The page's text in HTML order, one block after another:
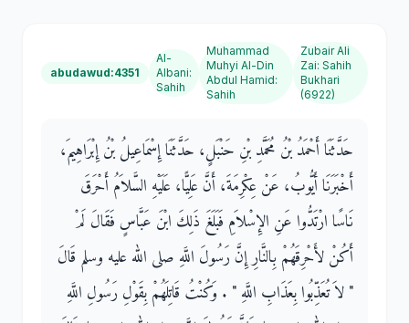
abudawud:4351
Al-
Albani:
Sahih
Muhammad
Muhyi Al-Din
Abdul Hamid:
Sahih
Zubair Ali
Zai: Sahih
Bukhari
(6922)
حَدَّثَنَا أَحْمَدُ بْنُ مُحَمَّدِ بْنِ حَنْبَلٍ، حَدَّثَنَا إِسْمَاعِيلُ بْنُ إِبْرَاهِيمَ،
أَخْبَرَنَا أَيُّوبُ، عَنْ عِكْرِمَةَ، أَنَّ عَلِيًّا، عَلَيْهِ السَّلاَمُ أَحْرَقَ
نَاسًا ارْتَدُّوا عَنِ الإِسْلاَمِ فَبَلَغَ ذَلِكَ ابْنَ عَبَّاسٍ فَقَالَ لَمْ
أَكُنْ لأَحْرِقَهُمْ بِالنَّارِ إِنَّ رَسُولَ اللَّهِ صلى الله عليه وسلم قَالَ
‏"‏ لاَ تُعَذِّبُوا بِعَذَابِ اللَّهِ ‏"‏ ‏.‏ وَكُنْتُ قَاتِلَهُمْ بِقَوْلِ رَسُولِ اللَّهِ